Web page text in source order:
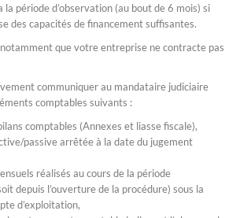
période d’observation (au bout de 6 mois) si
des capacités de financement suffisantes.
notamment que votre entreprise ne contracte pas
communiquer au mandataire judiciaire
comptables suivants :
comptables (Annexes et liasse fiscale),
passive arrêtée à la date du jugement
réalisés au cours de la période
depuis l’ouverture de la procédure) sous la
d’exploitation,